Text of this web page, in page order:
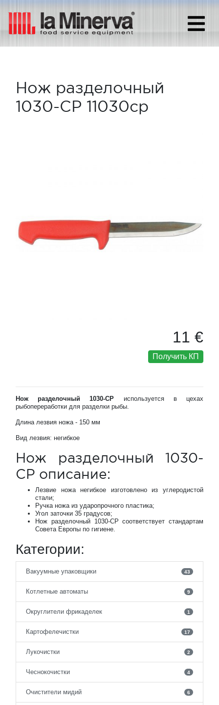
Нож разделочный
1030-CP 11030cp
11 €
Получить КП
Нож разделочный 1030-CP используется в цехах
рыбопереработки для разделки рыбы.
Длина лезвия ножа - 150 мм
Вид лезвия: негибкое
Нож разделочный 1030-
CP описание:
Лезвие ножа негибкое изготовлено из углеродистой
стали;
Ручка ножа из ударопрочного пластика;
Угол заточки 35 градусов;
Нож разделочный 1030-CP соответствует стандартам
Совета Европы по гигиене.
Категории:
Вакуумные упаковщики 43
Котлетные автоматы 9
Округлители фрикаделек 1
Картофелечистки 17
Лукочистки 2
Чеснокочистки 4
Очистители мидий 6